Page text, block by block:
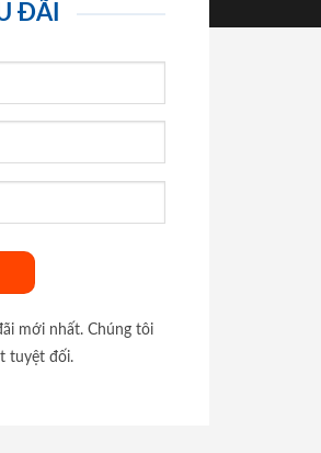
ĐÃI
mới nhất. Chúng tôi
tuyệt đối.